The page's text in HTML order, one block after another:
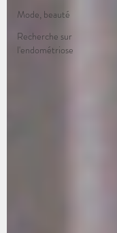
Mode, beauté
Recherche sur
l'endométriose